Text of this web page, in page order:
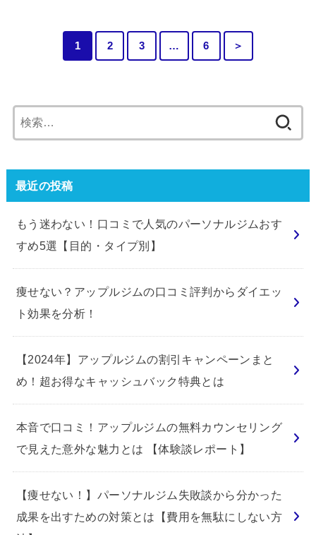
1 2 3 … 6 ＞
索:
最近の投稿
もう迷わない！口コミで人気のパーソナルジムおす
すめ5選【目的・タイプ別】
痩せない？アップルジムの口コミ評判からダイエッ
ト効果を分析！
【2024年】アップルジムの割引キャンペーンまと
め！超お得なキャッシュバック特典とは
本音で口コミ！アップルジムの無料カウンセリング
で見えた意外な魅力とは 【体験談レポート】
【痩せない！】パーソナルジム失敗談から分かった
成果を出すための対策とは【費用を無駄にしない方